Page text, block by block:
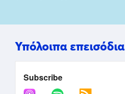
Υπόλοιπα επεισόδια